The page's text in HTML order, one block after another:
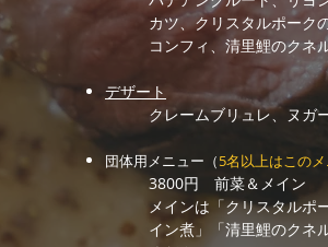
カツ、クリスタルポーク
コンフィ、​清里鯉のクネ
デザート
クレームブリュレ、ヌガ
団体用メニュー（5名以上はこの
3800円 前菜＆メイン
メインは「クリスタルポ
イン煮」「清里鯉のクネ